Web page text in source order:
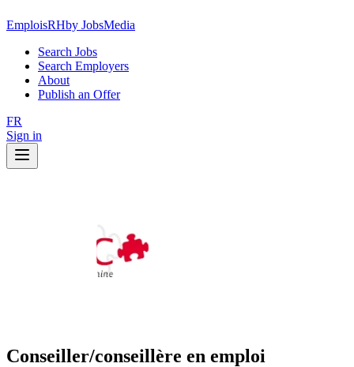
EmploisRHby JobsMedia
Search Jobs
Search Employers
About
Publish an Offer
FR
Sign in
Conseiller/conseillère en emploi